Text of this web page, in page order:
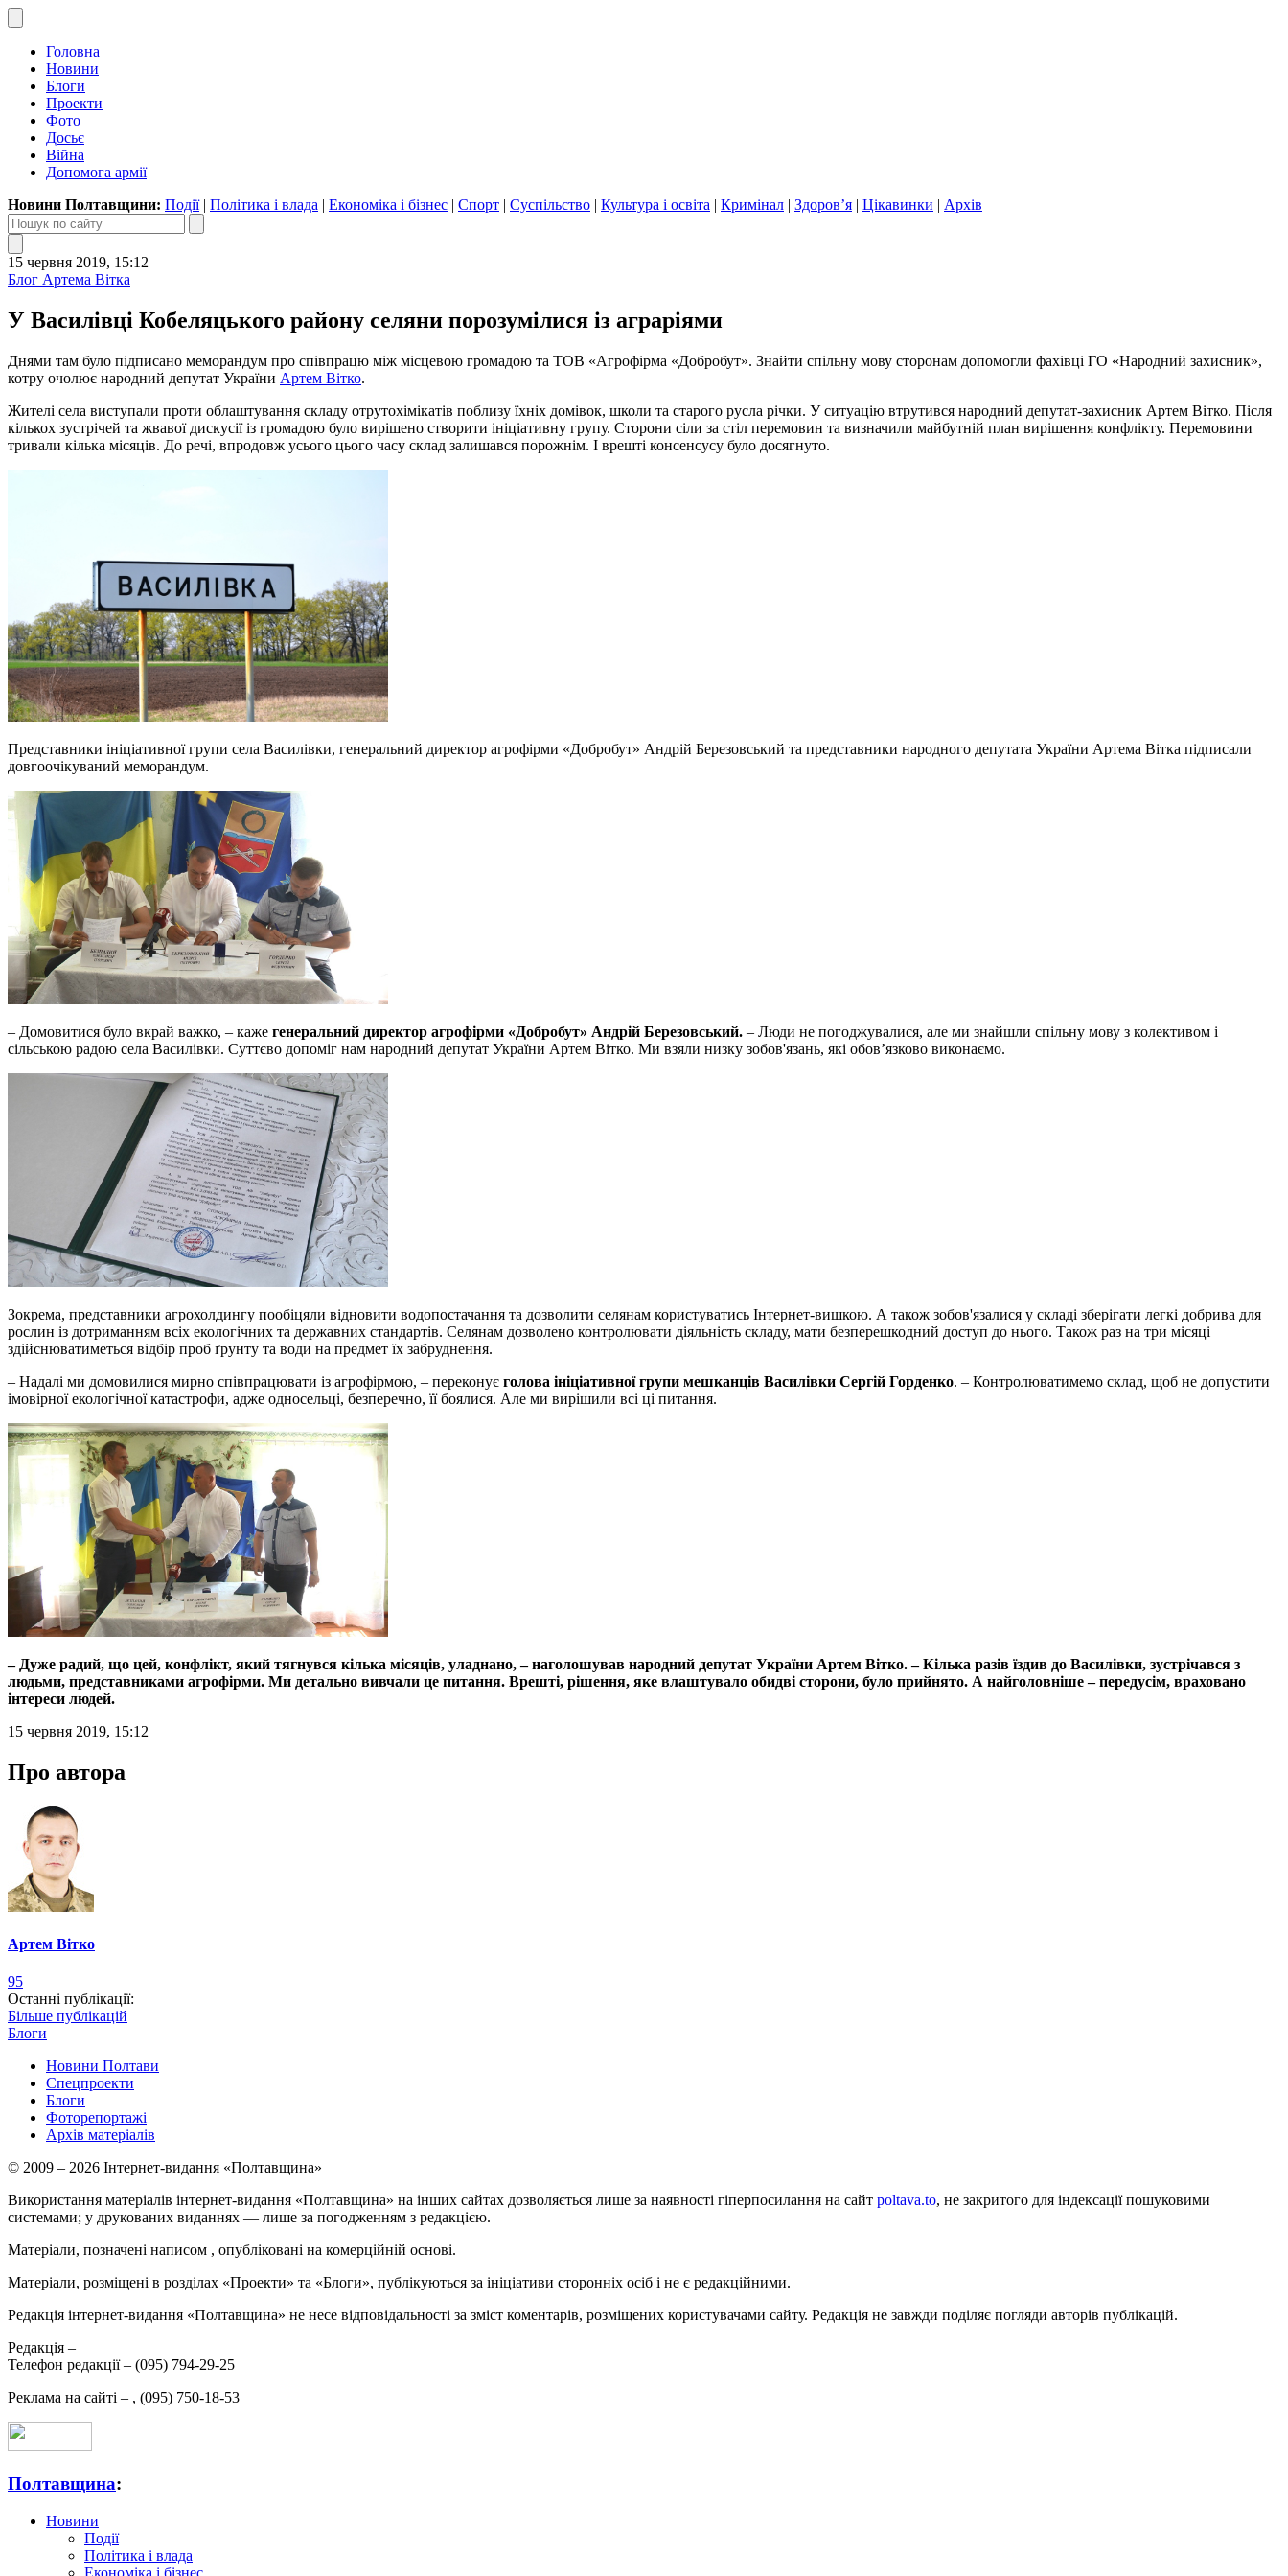
Головна
Новини
Блоги
Проекти
Фото
Досьє
Війна
Допомога армії
Новини Полтавщини: Події| Політика і влада | Економіка і бізнес | Спорт | Суспільство | Культура і освіта | Кримінал | Здоров’я | Цікавинки | Архів
15 червня 2019, 15:12
Блог Артема Вітка
У Василівці Кобеляцького району селяни порозумілися із аграріями
Днями там було підписано меморандум про співпрацю між місцевою громадою та ТОВ «Агрофірма «Добробут». Знайти спільну мову сторонам допомогли фахівці ГО «Народний захисник»,
котру очолює народний депутат України Артем Вітко.
Жителі села виступали проти облаштування складу отрутохімікатів поблизу їхніх домівок, школи та старого русла річки. У ситуацію втрутився народний депутат-захисник Артем Вітко. Після
кількох зустрічей та жвавої дискусії із громадою було вирішено створити ініціативну групу. Сторони сіли за стіл перемовин та визначили майбутній план вирішення конфлікту. Перемовини
тривали кілька місяців. До речі, впродовж усього цього часу склад залишався порожнім. І врешті консенсусу було досягнуто.
Представники ініціативної групи села Василівки, генеральний директор агрофірми «Добробут» Андрій Березовський та представники народного депутата України Артема Вітка підписали
довгоочікуваний меморандум.
– Домовитися було вкрай важко, – каже генеральний директор агрофірми «Добробут» Андрій Березовський. – Люди не погоджувалися, але ми знайшли спільну мову з колективом і
сільською радою села Василівки. Суттєво допоміг нам народний депутат України Артем Вітко. Ми взяли низку зобов'язань, які обов’язково виконаємо.
Зокрема, представники агрохолдингу пообіцяли відновити водопостачання та дозволити селянам користуватись Інтернет-вишкою. А також зобов'язалися у складі зберігати легкі добрива для
рослин із дотриманням всіх екологічних та державних стандартів. Селянам дозволено контролювати діяльність складу, мати безперешкодний доступ до нього. Також раз на три місяці
здійснюватиметься відбір проб ґрунту та води на предмет їх забруднення.
– Надалі ми домовилися мирно співпрацювати із агрофірмою, – переконує голова ініціативної групи мешканців Василівки Сергій Горденко. – Контролюватимемо склад, щоб не допустити
імовірної екологічної катастрофи, адже односельці, безперечно, її боялися. Але ми вирішили всі ці питання.
– Дуже радий, що цей, конфлікт, який тягнувся кілька місяців, уладнано, – наголошував народний депутат України Артем Вітко. – Кілька разів їздив до Василівки, зустрічався з
людьми, представниками агрофірми. Ми детально вивчали це питання. Врешті, рішення, яке влаштувало обидві сторони, було прийнято. А найголовніше – передусім, враховано
інтереси людей.
15 червня 2019, 15:12
Про автора
Артем Вітко
95
Останні публікації:
Більше публікацій
Блоги
Новини Полтави
Спецпроекти
Блоги
Фоторепортажі
Архів матеріалів
© 2009 – 2026 Інтернет-видання «Полтавщина»
Використання матеріалів інтернет-видання «Полтавщина» на інших сайтах дозволяється лише за наявності гіперпосилання на сайт poltava.to, не закритого для індексації пошуковими
системами; у друкованих виданнях — лише за погодженням з редакцією.
Матеріали, позначені написом , опубліковані на комерційній основі.
Матеріали, розміщені в розділах «Проекти» та «Блоги», публікуються за ініціативи сторонніх осіб і не є редакційними.
Редакція інтернет-видання «Полтавщина» не несе відповідальності за зміст коментарів, розміщених користувачами сайту. Редакція не завжди поділяє погляди авторів публікацій.
Редакція –
Телефон редакції – (095) 794-29-25
Реклама на сайті – , (095) 750-18-53
Полтавщина:
Новини
Події
Політика і влада
Економіка і бізнес